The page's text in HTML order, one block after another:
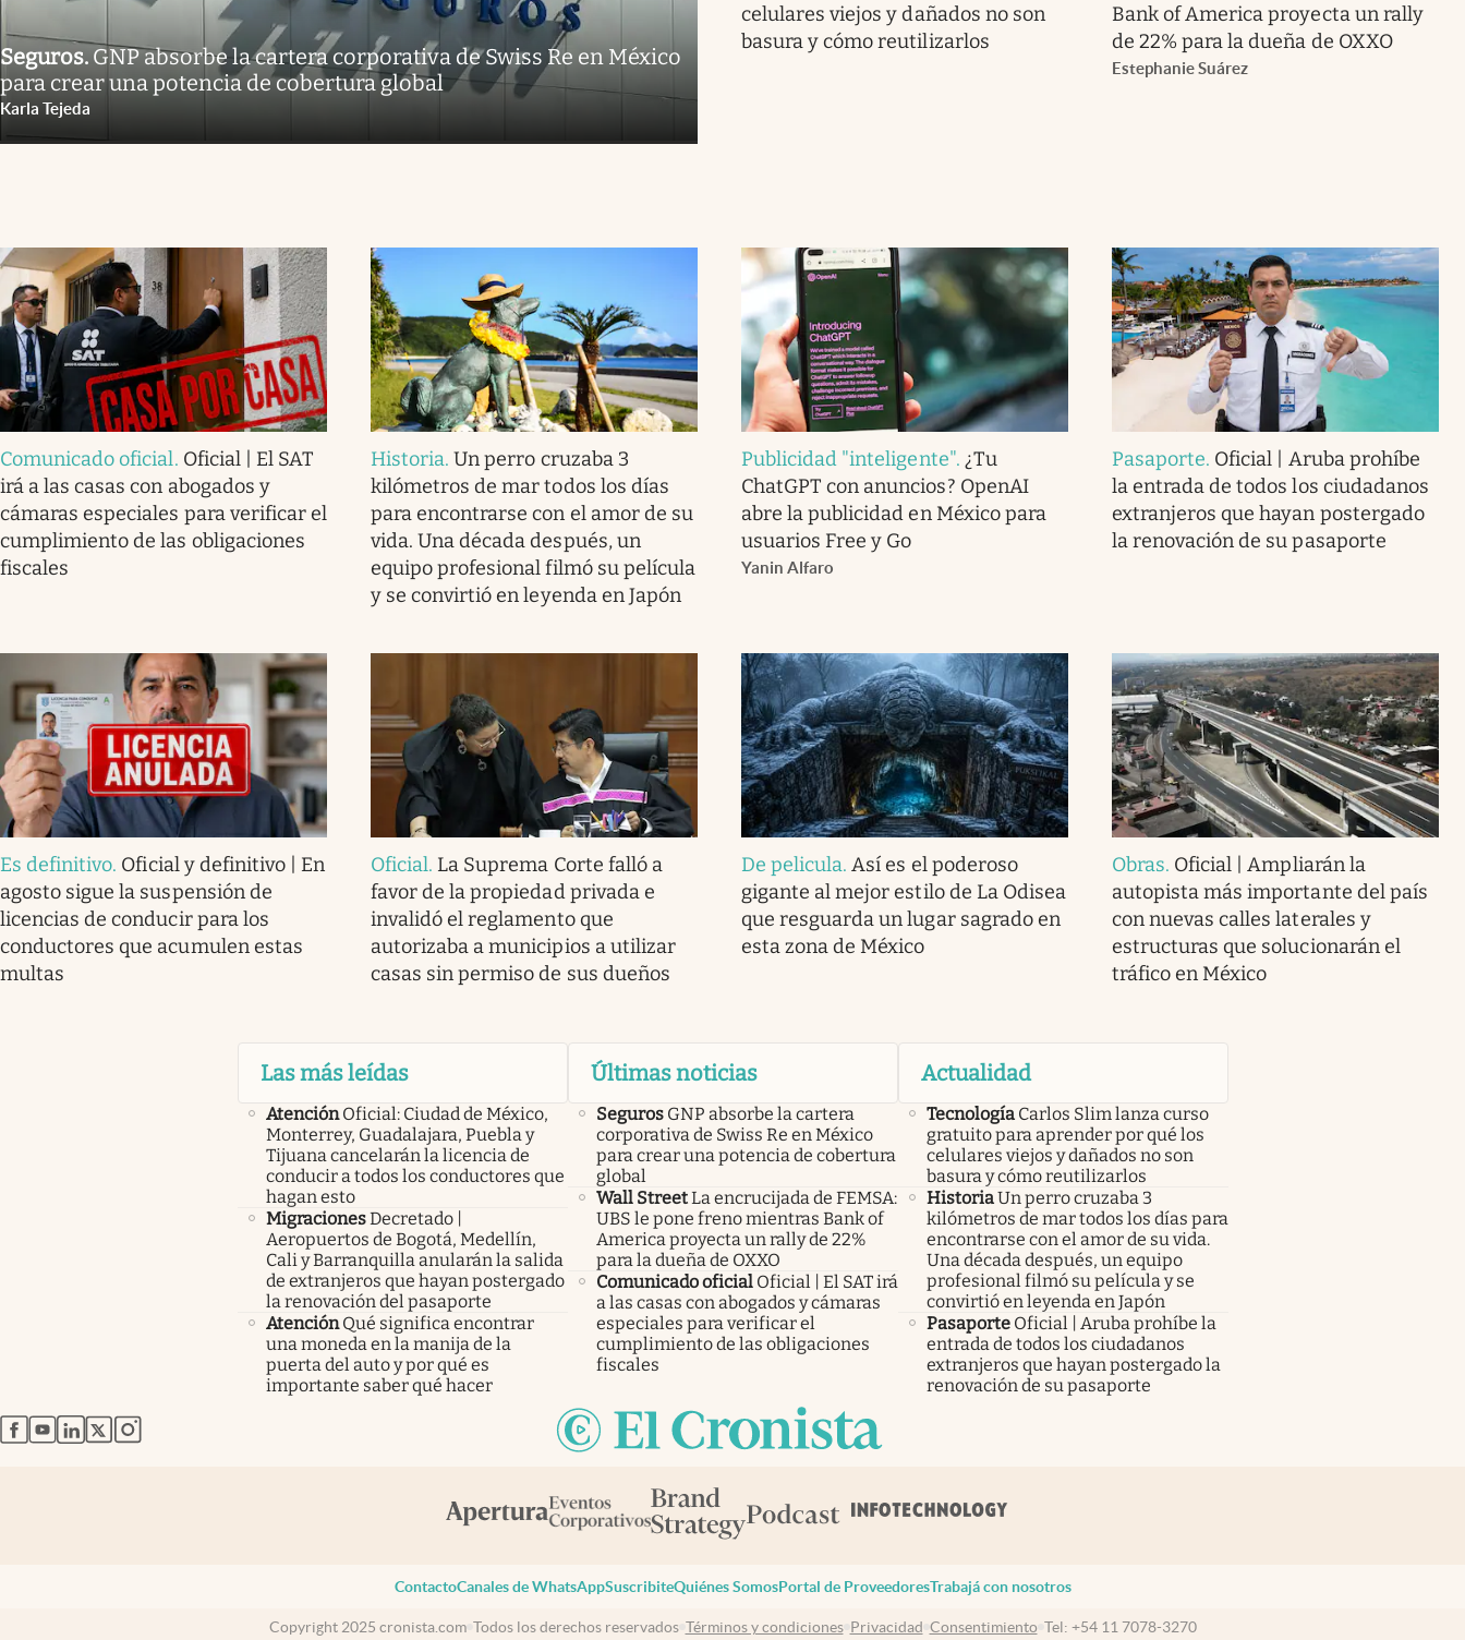
Seguros. GNP absorbe la cartera corporativa de Swiss Re en México
para crear una potencia de cobertura global
Karla Tejeda
celulares viejos y dañados no son
basura y cómo reutilizarlos
Bank of America proyecta un rally
de 22% para la dueña de OXXO
Estephanie Suárez
Comunicado oficial. Oficial | El SAT
irá a las casas con abogados y
cámaras especiales para verificar el
cumplimiento de las obligaciones
fiscales
Historia.Un perro cruzaba 3
kilómetros de mar todos los días
para encontrarse con el amor de su
vida. Una década después, un
equipo profesional filmó su película
y se convirtió en leyenda en Japón
Publicidad "inteligente". ¿Tu
ChatGPT con anuncios? OpenAI
abre la publicidad en México para
usuarios Free y Go
Yanin Alfaro
Pasaporte. Oficial | Aruba prohíbe
la entrada de todos los ciudadanos
extranjeros que hayan postergado
la renovación de su pasaporte
Es definitivo. Oficial y definitivo | En
agosto sigue la suspensión de
licencias de conducir para los
conductores que acumulen estas
multas
Oficial. La Suprema Corte falló a
favor de la propiedad privada e
invalidó el reglamento que
autorizaba a municipios a utilizar
casas sin permiso de sus dueños
De pelicula.Así es el poderoso
gigante al mejor estilo de La Odisea
que resguarda un lugar sagrado en
esta zona de México
Obras. Oficial | Ampliarán la
autopista más importante del país
con nuevas calles laterales y
estructuras que solucionarán el
tráfico en México
Las más leídas
Atención Oficial: Ciudad de México,
Monterrey, Guadalajara, Puebla y
Tijuana cancelarán la licencia de
conducir a todos los conductores que
hagan esto
MigracionesDecretado |
Aeropuertos de Bogotá, Medellín,
Cali y Barranquilla anularán la salida
de extranjeros que hayan postergado
la renovación del pasaporte
Atención Qué significa encontrar
una moneda en la manija de la
puerta del auto y por qué es
importante saber qué hacer
Últimas noticias
Seguros GNP absorbe la cartera
corporativa de Swiss Re en México
para crear una potencia de cobertura
global
Wall StreetLa encrucijada de FEMSA:
UBS le pone freno mientras Bank of
America proyecta un rally de 22%
para la dueña de OXXO
Comunicado oficial Oficial | El SAT irá
a las casas con abogados y cámaras
especiales para verificar el
cumplimiento de las obligaciones
fiscales
Actualidad
Tecnología Carlos Slim lanza curso
gratuito para aprender por qué los
celulares viejos y dañados no son
basura y cómo reutilizarlos
HistoriaUn perro cruzaba 3
kilómetros de mar todos los días para
encontrarse con el amor de su vida.
Una década después, un equipo
profesional filmó su película y se
convirtió en leyenda en Japón
Pasaporte Oficial | Aruba prohíbe la
entrada de todos los ciudadanos
extranjeros que hayan postergado la
renovación de su pasaporte
abre en nueva pestaña
abre en nueva pestaña
abre en nueva pestaña
abre en nueva pestaña
abre en nueva pestaña
ContactoCanales de WhatsAppSuscribiteQuiénes SomosPortal de ProveedoresTrabajá con nosotros
Copyright 2025 cronista.com Todos los derechos reservados Términos y condiciones Privacidad Consentimiento Tel: +54 11 7078-3270